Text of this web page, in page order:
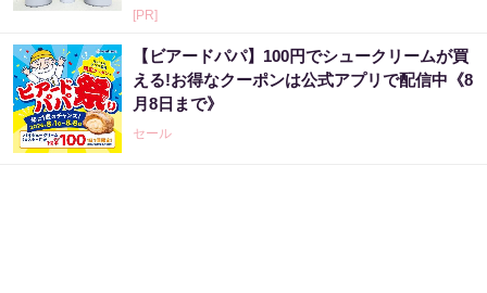
[PR]
【ビアードパパ】100円でシュークリームが買
える!お得なクーポンは公式アプリで配信中《8
月8日まで》
セール